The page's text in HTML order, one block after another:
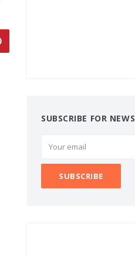
SUBSCRIBE FOR NEWS